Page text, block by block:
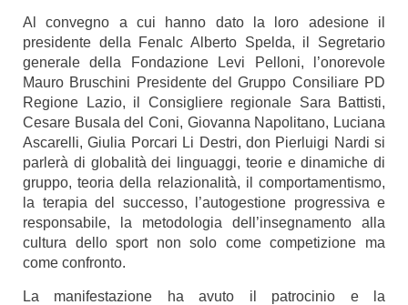
Al convegno a cui hanno dato la loro adesione il
presidente della Fenalc Alberto Spelda, il Segretario
generale della Fondazione Levi Pelloni, l’onorevole
Mauro Bruschini Presidente del Gruppo Consiliare PD
Regione Lazio, il Consigliere regionale Sara Battisti,
Cesare Busala del Coni, Giovanna Napolitano, Luciana
Ascarelli, Giulia Porcari Li Destri, don Pierluigi Nardi si
parlerà di globalità dei linguaggi, teorie e dinamiche di
gruppo, teoria della relazionalità, il comportamentismo,
la terapia del successo, l’autogestione progressiva e
responsabile, la metodologia dell’insegnamento alla
cultura dello sport non solo come competizione ma
come confronto.
La manifestazione ha avuto il patrocinio e la